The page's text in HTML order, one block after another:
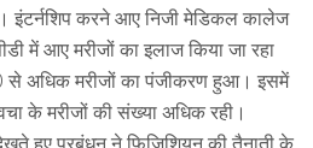
इंटर्नशिप करने आए निजी मेडिकल कालेज
में आए मरीजों का इलाज किया जा रहा
से अधिक मरीजों का पंजीकरण हुआ। इसमें
के मरीजों की संख्या अधिक रही।
हुए प्रबंधन ने फिजिशियन की तैनाती के